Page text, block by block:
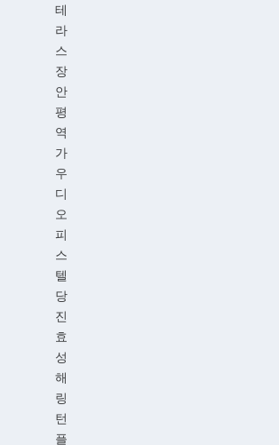
테
라
스
장
안
평
역
가
우
디
오
피
스
텔
당
진
효
성
해
링
턴
플